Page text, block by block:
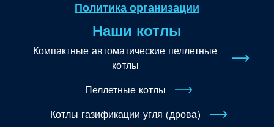
Политика организации
Наши котлы
Компактные автоматические пеллетные
котлы
Пеллетные котлы
Котлы газификации угля (дрова)